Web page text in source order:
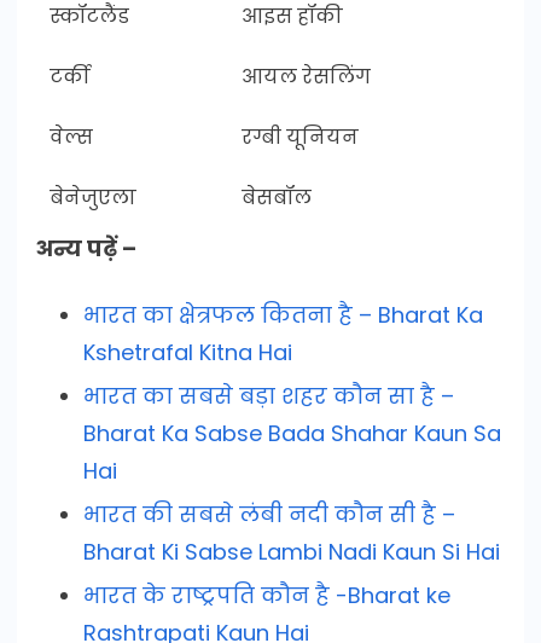
स्कॉटलैंड आइस हॉकी
टर्की आयल रेसलिंग
वेल्स रग्बी यूनियन
बेनेजुएला बेसबॉल
अन्य पढ़ें –
भारत का क्षेत्रफल कितना है – Bharat Ka
Kshetrafal Kitna Hai
भारत का सबसे बड़ा शहर कौन सा है –
Bharat Ka Sabse Bada Shahar Kaun Sa
Hai
भारत की सबसे लंबी नदी कौन सी है –
Bharat Ki Sabse Lambi Nadi Kaun Si Hai
भारत के राष्ट्रपति कौन है -Bharat ke
Rashtrapati Kaun Hai